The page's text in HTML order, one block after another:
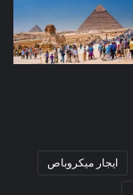
ايجار ميكروباص